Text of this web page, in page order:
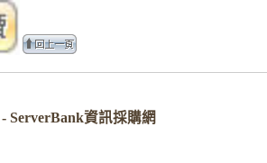
ServerBank資訊採購網